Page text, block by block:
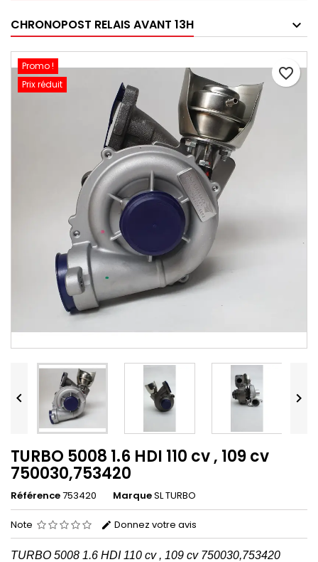
CHRONOPOST RELAIS AVANT 13H
favorite_border
Promo !
Prix réduit
 
TURBO 5008 1.6 HDI 110 cv , 109 cv
750030,753420
Référence753420 MarqueSL TURBO
Note Donnez votre avis
TURBO 5008 1.6 HDI 110 cv , 109 cv 750030,753420